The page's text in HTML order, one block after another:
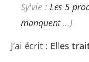
Sylvie :Les 5
manquent…)
J’ai écrit : Elles